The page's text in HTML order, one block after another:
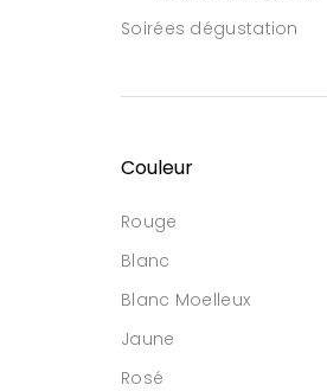
Soirées dégustation
Couleur
Rouge
Blanc
Blanc Moelleux
Jaune
Rosé